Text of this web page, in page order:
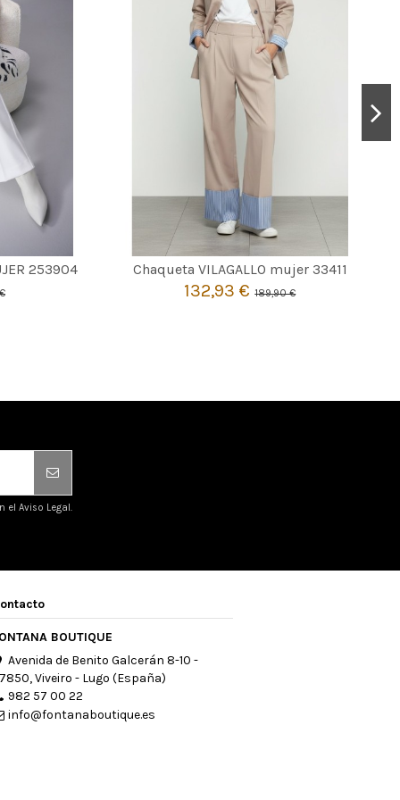
253904 Chaqueta VILAGALLO mujer 33411
132,93 €189,90 €
BEIGE
38 42
 Añadir al carrito
Aviso Legal.
BOUTIQUE
Avenida de Benito Galcerán 8-10 -
Viveiro - Lugo (España)
982 57 00 22
info@fontanaboutique.es